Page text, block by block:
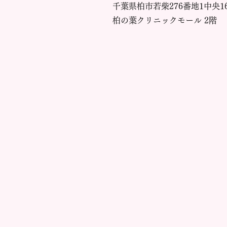
千葉県柏市若柴276番地1中央
柏の葉クリニックモール 2階